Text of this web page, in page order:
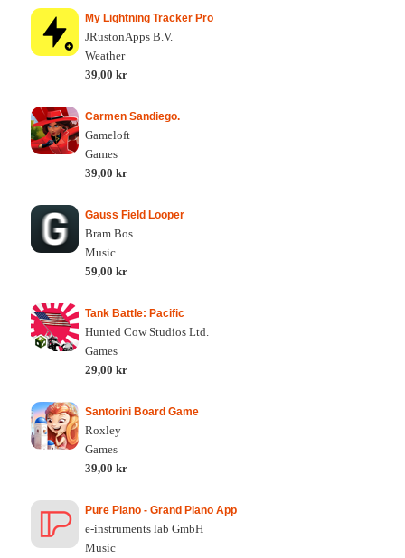
My Lightning Tracker Pro
JRustonApps B.V.
Weather
39,00 kr
Carmen Sandiego.
Gameloft
Games
39,00 kr
Gauss Field Looper
Bram Bos
Music
59,00 kr
Tank Battle: Pacific
Hunted Cow Studios Ltd.
Games
29,00 kr
Santorini Board Game
Roxley
Games
39,00 kr
Pure Piano - Grand Piano App
e-instruments lab GmbH
Music